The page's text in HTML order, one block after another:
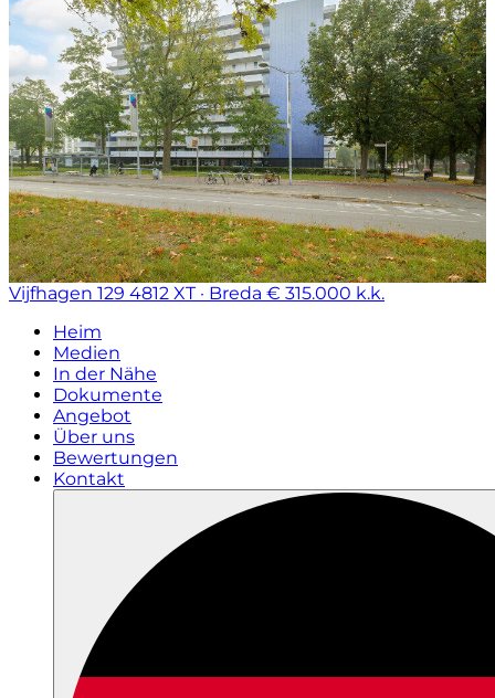
Vijfhagen 129 4812 XT · Breda € 315.000 k.k.
Heim
Medien
In der Nähe
Dokumente
Angebot
Über uns
Bewertungen
Kontakt